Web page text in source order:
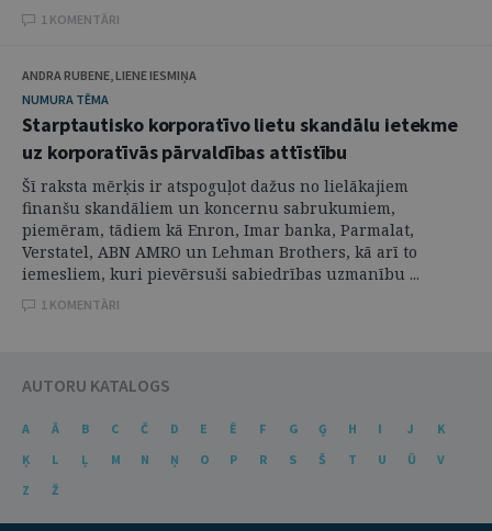
1 KOMENTĀRI
ANDRA RUBENE, LIENE IESMIŅA
NUMURA TĒMA
Starptautisko korporatīvo lietu skandālu ietekme
uz korporatīvās pārvaldības attīstību
Šī raksta mērķis ir atspoguļot dažus no lielākajiem
finanšu skandāliem un koncernu sabrukumiem,
piemēram, tādiem kā Enron, Imar banka, Parmalat,
Verstatel, ABN AMRO un Lehman Brothers, kā arī to
iemesliem, kuri pievērsuši sabiedrības uzmanību ...
1 KOMENTĀRI
AUTORU KATALOGS
A Ā B C Č D E Ē F G Ģ H I J
K
Ķ
L Ļ M N Ņ O P R S Š T U Ū
V
Z
Ž